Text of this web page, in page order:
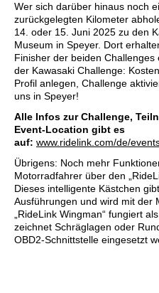
Wer sich darüber hinaus noch
zurückgelegten Kilometer
14. oder 15. Juni 2025 zu den
Museum in Speyer. Dort
Finisher der beiden
der Kawasaki Challenge:
Profil anlegen, Challenge
uns in Speyer!
Alle Infos zur Challenge,
Event-Location gibt es
auf: www.ridelink.com/de/
Übrigens: Noch mehr
Motorradfahrer über den
Dieses intelligente Kästchen
Ausführungen und wird mit der
„RideLink Wingman“ fungiert
zeichnet Schräglagen oder
OBD2-Schnittstelle eingesetzt